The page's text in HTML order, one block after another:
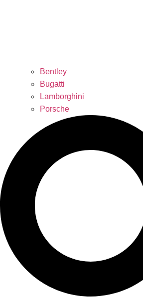
Bentley
Bugatti
Lamborghini
Porsche